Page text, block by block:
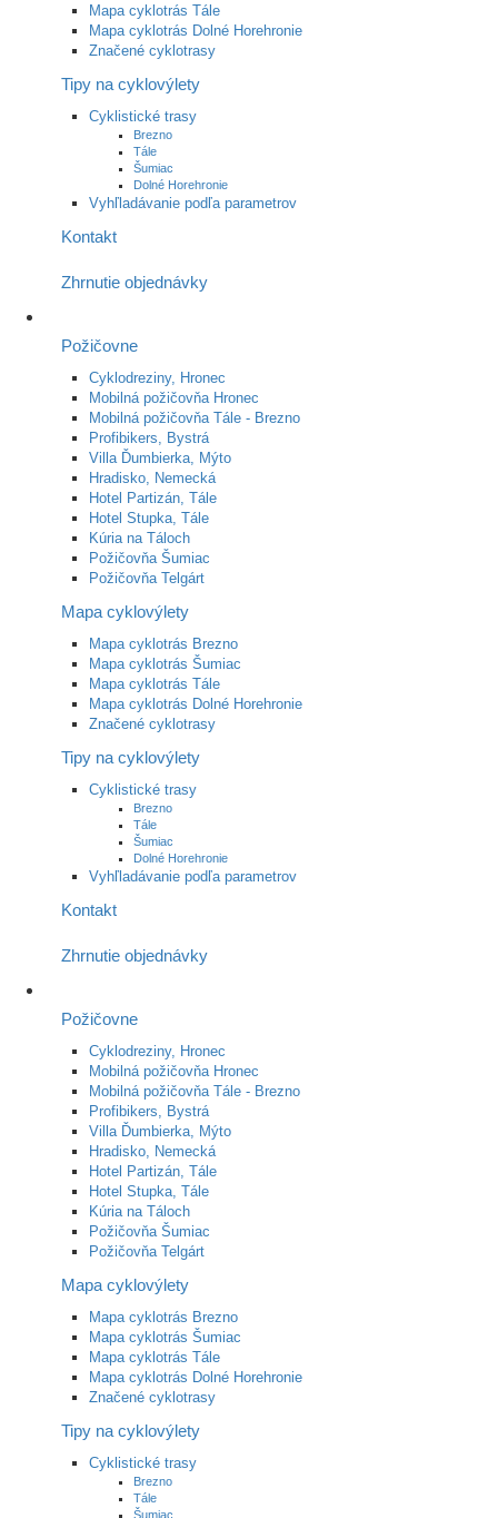
Mapa cyklotrás Tále
Mapa cyklotrás Dolné Horehronie
Značené cyklotrasy
Tipy na cyklovýlety
Cyklistické trasy
Brezno
Tále
Šumiac
Dolné Horehronie
Vyhľladávanie podľa parametrov
Kontakt
Zhrnutie objednávky
Požičovne
Cyklodreziny, Hronec
Mobilná požičovňa Hronec
Mobilná požičovňa Tále - Brezno
Profibikers, Bystrá
Villa Ďumbierka, Mýto
Hradisko, Nemecká
Hotel Partizán, Tále
Hotel Stupka, Tále
Kúria na Táloch
Požičovňa Šumiac
Požičovňa Telgárt
Mapa cyklovýlety
Mapa cyklotrás Brezno
Mapa cyklotrás Šumiac
Mapa cyklotrás Tále
Mapa cyklotrás Dolné Horehronie
Značené cyklotrasy
Tipy na cyklovýlety
Cyklistické trasy
Brezno
Tále
Šumiac
Dolné Horehronie
Vyhľladávanie podľa parametrov
Kontakt
Zhrnutie objednávky
Požičovne
Cyklodreziny, Hronec
Mobilná požičovňa Hronec
Mobilná požičovňa Tále - Brezno
Profibikers, Bystrá
Villa Ďumbierka, Mýto
Hradisko, Nemecká
Hotel Partizán, Tále
Hotel Stupka, Tále
Kúria na Táloch
Požičovňa Šumiac
Požičovňa Telgárt
Mapa cyklovýlety
Mapa cyklotrás Brezno
Mapa cyklotrás Šumiac
Mapa cyklotrás Tále
Mapa cyklotrás Dolné Horehronie
Značené cyklotrasy
Tipy na cyklovýlety
Cyklistické trasy
Brezno
Tále
Šumiac